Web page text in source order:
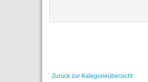
Zurück zur Kategorieübersicht